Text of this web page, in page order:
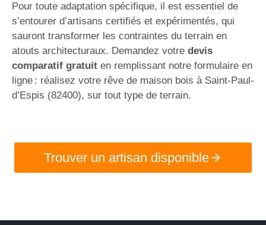
Pour toute adaptation spécifique, il est essentiel de
s’entourer d’artisans certifiés et expérimentés, qui
sauront transformer les contraintes du terrain en
atouts architecturaux. Demandez votre devis
comparatif gratuit en remplissant notre formulaire en
ligne : réalisez votre rêve de maison bois à Saint-Paul-
d’Espis (82400), sur tout type de terrain.
Trouver un artisan disponible